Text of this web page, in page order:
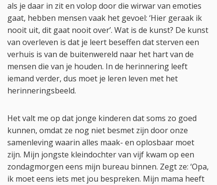
als je daar in zit en volop door die wirwar van emoties
gaat, hebben mensen vaak het gevoel: ‘Hier geraak ik
nooit uit, dit gaat nooit over’. Wat is de kunst? De kunst
van overleven is dat je leert beseffen dat sterven een
verhuis is van de buitenwereld naar het hart van de
mensen die van je houden. In de herinnering leeft
iemand verder, dus moet je leren leven met het
herinneringsbeeld.
Het valt me op dat jonge kinderen dat soms zo goed
kunnen, omdat ze nog niet besmet zijn door onze
samenleving waarin alles maak- en oplosbaar moet
zijn. Mijn jongste kleindochter van vijf kwam op een
zondagmorgen eens mijn bureau binnen. Zegt ze: ‘Opa,
ik moet eens iets met jou bespreken. Mijn mama heeft